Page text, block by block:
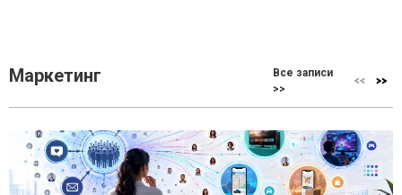
Маркетинг
Все записи
>>